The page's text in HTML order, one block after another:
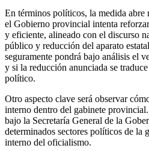
En términos políticos, la medida abre
el Gobierno provincial intenta
y eficiente, alineado con el discurso
público y reducción del aparato
seguramente pondrá bajo análisis el
y si la reducción anunciada se
político.
Otro aspecto clave será observar
interno dentro del gabinete
bajo la Secretaría General de la
determinados sectores políticos de
interno del oficialismo.